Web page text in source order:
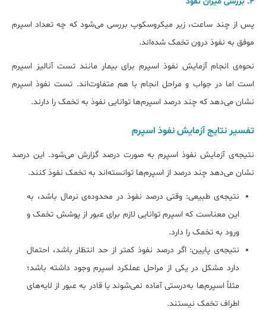
پس از چند ساعت، زیر میکروسکوپ بررسی می‌شود که چه تعداد اسپرم
موفق به نفوذ درون تخمک شده‌اند.
نحوه‌ی انجام آزمایش نفوذ اسپرم برای بیمار مانند تست آنالیز اسپرم
است اما در جواب و مراحل انجام با هم متفاوت‌اند. تست نفوذ اسپرم
نشان می‌دهد که چند درصد اسپرم‌ها توانایی نفوذ به تخمک را دارند.
تفسیر نتایج آزمایش نفوذ اسپرم
نتیجه‌ی آزمایش نفوذ اسپرم به صورت درصد گزارش می‌شود. این درصد
نشان می‌دهد چند درصد از اسپرم‌ها توانسته‌اند به تخمک نفوذ کنند.
نتیجه‌ی طبیعی: وقتی درصد نفوذ در محدوده‌ی نرمال باشد، به
این معناست که اسپرم توانایی لازم برای عبور از پوشش تخمک و
ورود به تخمک را دارد.
نتیجه‌ی پایین: اگر درصد نفوذ کمتر از حد انتظار باشد، احتمال
دارد مشکل در یکی از مراحل عملکرد اسپرم وجود داشته باشد؛
مثلاً اسپرم‌ها به‌درستی آماده نمی‌شوند یا قادر به عبور از لایه‌های
اطراف تخمک نیستند.